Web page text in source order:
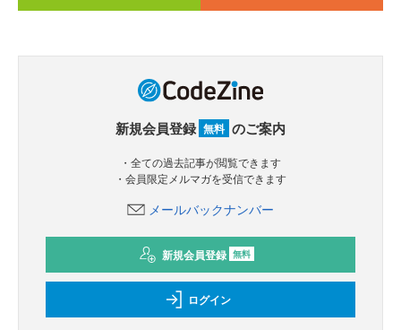
新規会員登録 無料 のご案内
・全ての過去記事が閲覧できます
・会員限定メルマガを受信できます
メールバックナンバー
新規会員登録 無料
ログイン